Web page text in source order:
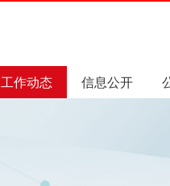
工作动态 信息公开